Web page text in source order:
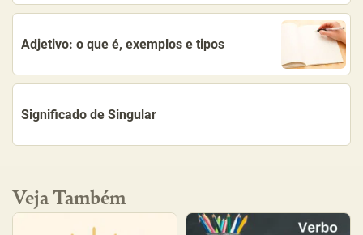
Adjetivo: o que é, exemplos e tipos
Significado de Singular
Veja Também